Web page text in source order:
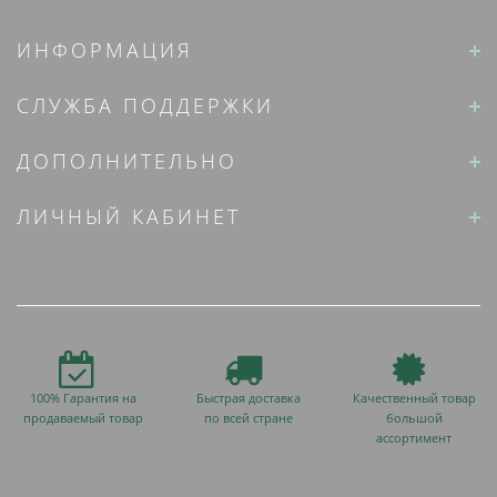
ИНФОРМАЦИЯ
СЛУЖБА ПОДДЕРЖКИ
ДОПОЛНИТЕЛЬНО
ЛИЧНЫЙ КАБИНЕТ
100% Гарантия на
продаваемый товар
Быстрая доставка
по всей стране
Качественный товар
большой
ассортимент